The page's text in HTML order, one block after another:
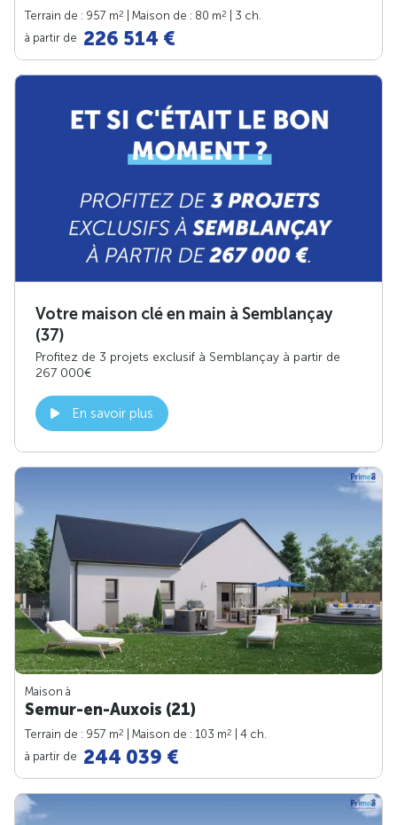
Terrain de : 957 m2 | Maison de : 80 m2
| 3 ch.
à partir de 226 514 €
Votre maison clé en main à Semblançay
(37)
Profitez de 3 projets exclusif à Semblançay à partir de
267 000€
En savoir plus
Maison à
Semur-en-Auxois (21)
Terrain de : 957 m2 | Maison de : 103 m2
| 4 ch.
à partir de 244 039 €